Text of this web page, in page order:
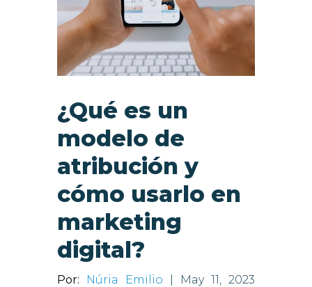
¿Qué es un
modelo de
atribución y
cómo usarlo en
marketing
digital?
Por: Núria Emilio | May 11, 2023